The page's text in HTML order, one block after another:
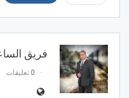
فريق
0 تعليقات